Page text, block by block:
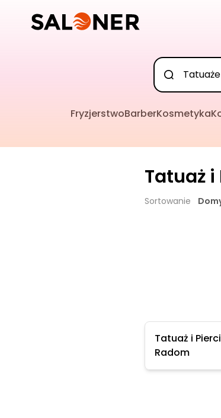
FryzjerstwoBarberKosmetyka
Tatuaż
Sortowanie
Tatuaż i
Radom